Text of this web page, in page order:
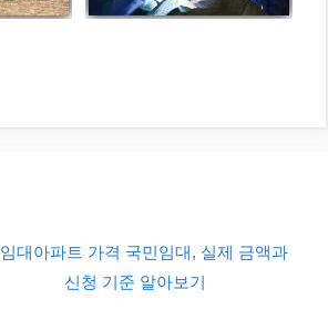
임대아파트 가격 국민임대, 실제 금액과
신청 기준 알아보기